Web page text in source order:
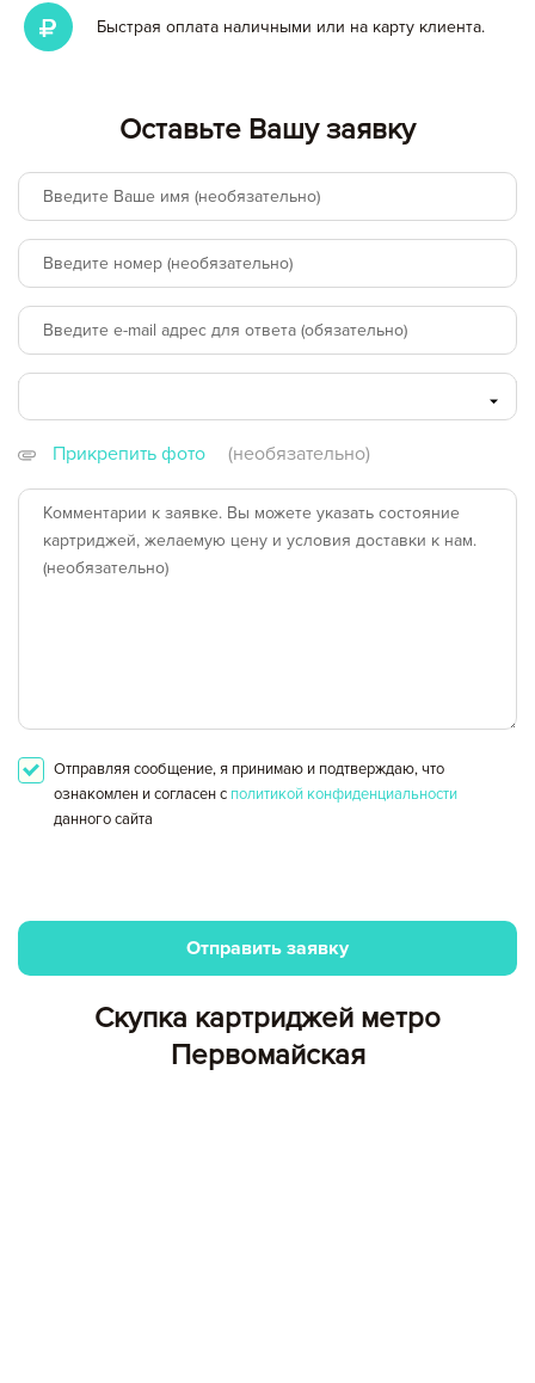
Быстрая оплата наличными или на карту клиента.
Оставьте Вашу заявку
Прикрепить фото (необязательно)
Отправляя сообщение, я принимаю и подтверждаю, что
ознакомлен и согласен с политикой конфиденциальности
данного сайта
Отправить заявку
Скупка картриджей метро
Первомайская
руб
Кол-во
руб.
Итого:
картриджей на сумму:
null руб.
Оформление заявки
Сохранить и продолжить работу с прайс-листом